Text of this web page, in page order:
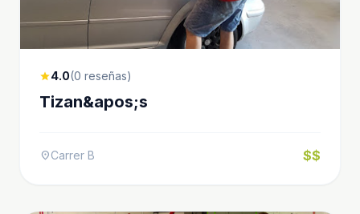
star4.0(0 reseñas)
Tizan&apos;s
location_onCarrer B $$